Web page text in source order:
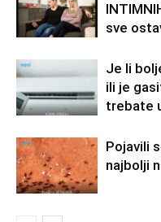
sve
Je li
ili je
trebate
Pojavili
najbolji